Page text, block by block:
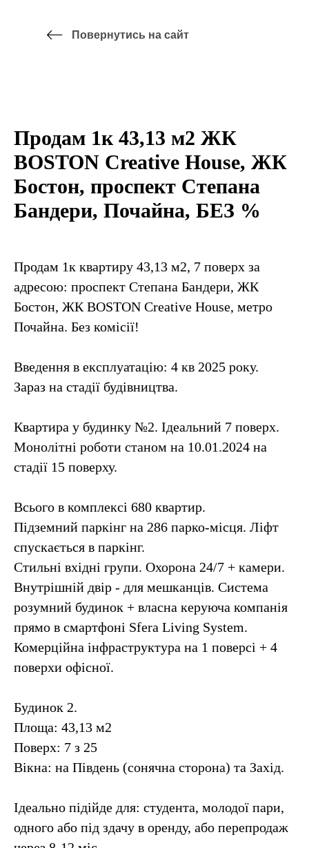
Повернутись на сайт
Продам 1к 43,13 м2 ЖК
BOSTON Creative House, ЖК
Бостон, проспект Степана
Бандери, Почайна, БЕЗ %
Продам 1к квартиру 43,13 м2, 7 поверх за
адресою: проспект Степана Бандери, ЖК
Бостон, ЖК BOSTON Creative House, метро
Почайна. Без комісії!
Введення в експлуатацію: 4 кв 2025 року.
Зараз на стадії будівництва.
Квартира у будинку №2. Ідеальний 7 поверх.
Монолітні роботи станом на 10.01.2024 на
стадії 15 поверху.
Всього в комплексі 680 квартир.
Підземний паркінг на 286 парко-місця. Ліфт
спускається в паркінг.
Стильні вхідні групи. Охорона 24/7 + камери.
Внутрішній двір - для мешканців. Система
розумний будинок + власна керуюча компанія
прямо в смартфоні Sfera Living System.
Комерційна інфраструктура на 1 поверсі + 4
поверхи офісної.
Будинок 2.
Площа: 43,13 м2
Поверх: 7 з 25
Вікна: на Південь (сонячна сторона) та Захід.
Ідеально підійде для: студента, молодої пари,
одного або під здачу в оренду, або перепродаж